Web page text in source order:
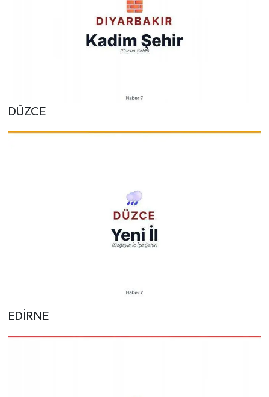
DÜZCE
EDİRNE